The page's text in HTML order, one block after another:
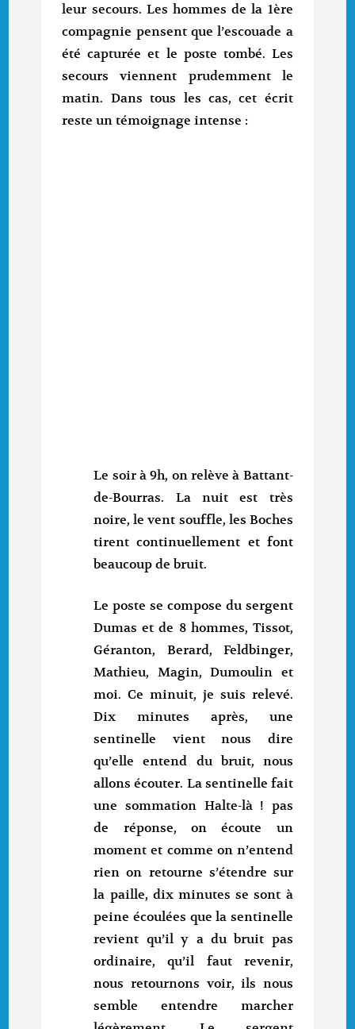
leur secours. Les hommes de la 1ère
compagnie pensent que l’escouade a
été capturée et le poste tombé. Les
secours viennent prudemment le
matin. Dans tous les cas, cet écrit
reste un témoignage intense :
Le soir à 9h, on relève à Battant-
de-Bourras. La nuit est très
noire, le vent souffle, les Boches
tirent continuellement et font
beaucoup de bruit.
Le poste se compose du sergent
Dumas et de 8 hommes, Tissot,
Géranton, Berard, Feldbinger,
Mathieu, Magin, Dumoulin et
moi. Ce minuit, je suis relevé.
Dix minutes après, une
sentinelle vient nous dire
qu’elle entend du bruit, nous
allons écouter. La sentinelle fait
une sommation Halte-là ! pas
de réponse, on écoute un
moment et comme on n’entend
rien on retourne s’étendre sur
la paille, dix minutes se sont à
peine écoulées que la sentinelle
revient qu’il y a du bruit pas
ordinaire, qu’il faut revenir,
nous retournons voir, ils nous
semble entendre marcher